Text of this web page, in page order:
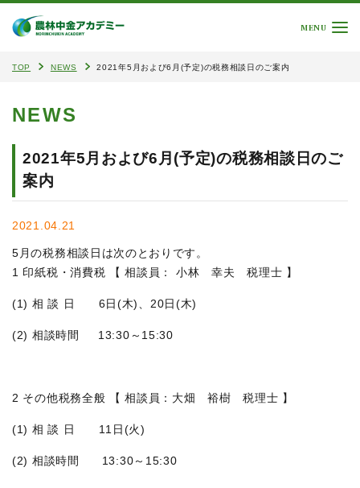
MENU
TOP NEWS 2021年5月および6月(予定)の税務相談日のご案内
NEWS
2021年5月および6月(予定)の税務相談日のご
案内
2021.04.21
5月の税務相談日は次のとおりです。
1 印紙税・消費税 【 相談員： 小林 幸夫 税理士 】
(1) 相 談 日 6日(木)、20日(木)
(2) 相談時間 13:30～15:30
2 その他税務全般 【 相談員：大畑 裕樹 税理士 】
(1) 相 談 日 11日(火)
(2) 相談時間 13:30～15:30